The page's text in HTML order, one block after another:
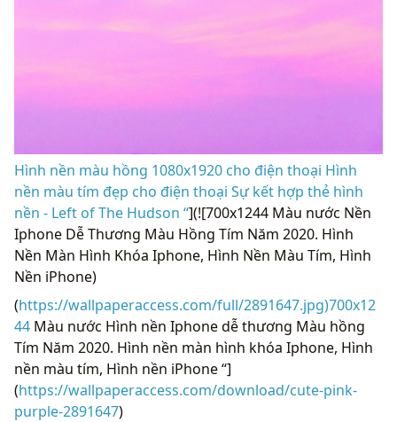
Hình nền màu hồng 1080x1920 cho điện thoại Hình
nền màu tím đẹp cho điện thoại Sự kết hợp thẻ hình
nền - Left of The Hudson “](![700x1244 Màu nước Nền
Iphone Dễ Thương Màu Hồng Tím Năm 2020. Hình
Nền Màn Hình Khóa Iphone, Hình Nền Màu Tím, Hình
Nền iPhone)
(https://wallpaperaccess.com/full/2891647.jpg)700x12
44 Màu nước Hình nền Iphone dễ thương Màu hồng
Tím Năm 2020. Hình nền màn hình khóa Iphone, Hình
nền màu tím, Hình nền iPhone “]
(https://wallpaperaccess.com/download/cute-pink-
purple-2891647)